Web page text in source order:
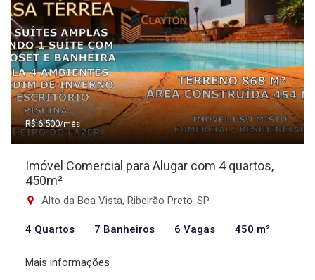
R$ 6.500/mês
Imóvel Comercial para Alugar com 4 quartos,
450m²
Alto da Boa Vista, Ribeirão Preto-SP
4 Quartos 7 Banheiros 6 Vagas 450 m²
Mais informações